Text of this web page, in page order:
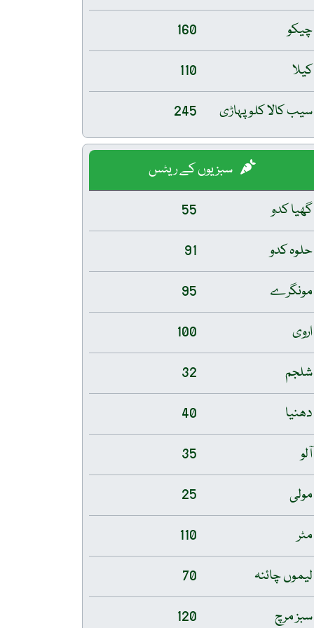
چیکو
160
کیلا
110
سیب کالا کلو پہاڑی
245
سبزیوں کے ریٹس
گھیا کدو
55
حلوہ کدو
91
مونگرے
95
اروی
100
شلجم
32
دھنیا
40
آلو
35
مولی
25
مٹر
110
لیموں چائنہ
70
سبز مرچ
120